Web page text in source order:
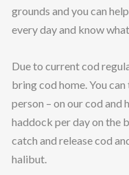
grounds and you can
every day and know
Due to current cod
bring cod home. You
person – on our cod
haddock per day on the
catch and release cod
halibut.